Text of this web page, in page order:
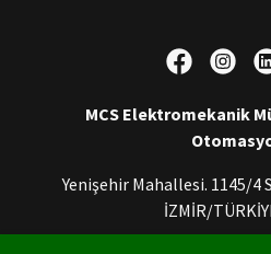
MCS Elektromekanik
Yenişehir Mahallesi. 1145/4
İZMİR/